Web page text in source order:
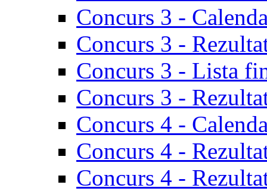
Concurs 3 -
Concurs 3 -
Concurs 3 - Lista
Concurs 3 -
Concurs 4 -
Concurs 4 -
Concurs 4 -